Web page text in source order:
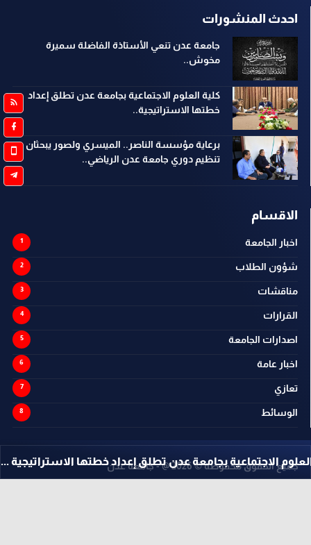
بجامعة عدن تطلق إعداد خطتها الاستراتيجية ...
احدث المنشورات
جامعة عدن تنعي الأستاذة الفاضلة سميرة
مخوش..
كلية العلوم الاجتماعية بجامعة عدن تطلق إعداد
خطتها الاستراتيجية..
برعاية مؤسسة الناصر.. الميسري ولصور يبحثان
تنظيم دوري جامعة عدن الرياضي..
الاقسام
اخبار الجامعة
شؤون الطلاب
مناقشات
القرارات
اصدارات الجامعة
اخبار عامة
تعازي
الوسائط
جميع الحقوق محفوظة ©2026@ - جامعة عدن